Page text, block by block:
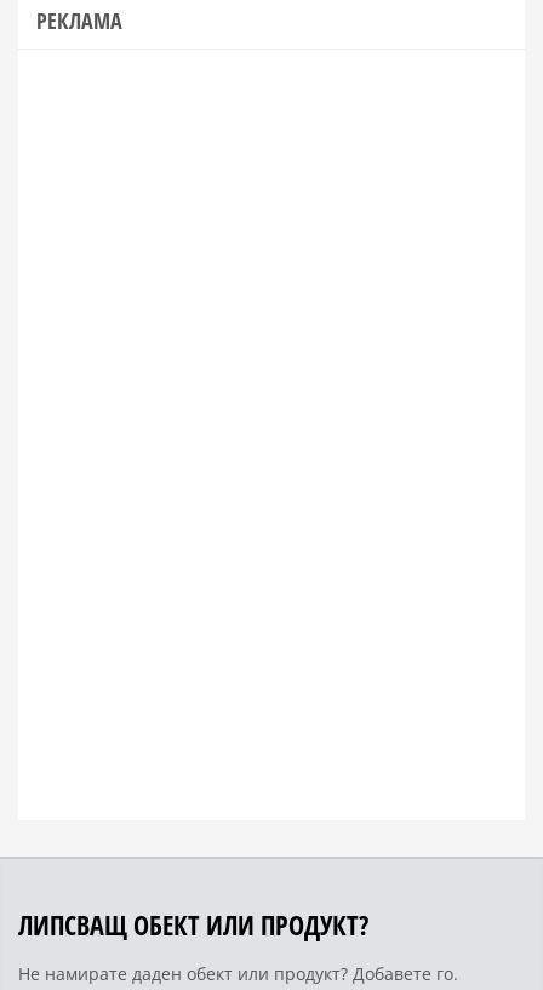
РЕКЛАМА
ЛИПСВАЩ ОБЕКТ ИЛИ ПРОДУКТ?
Не намирате даден обект или продукт? Добавете го.